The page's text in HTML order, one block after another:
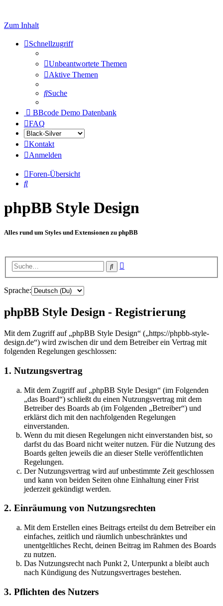
Zum Inhalt
Schnellzugriff
Unbeantwortete Themen
Aktive Themen
Suche
BBcode Demo Datenbank
FAQ
Kontakt
Anmelden
Foren-Übersicht
Suche
phpBB Style Design
Alles rund um Styles und Extensionen zu phpBB
Suche
Sprache:
phpBB Style Design - Registrierung
Mit dem Zugriff auf „phpBB Style Design“ („https://phpbb-style-
design.de“) wird zwischen dir und dem Betreiber ein Vertrag mit
folgenden Regelungen geschlossen:
1. Nutzungsvertrag
Mit dem Zugriff auf „phpBB Style Design“ (im Folgenden
„das Board“) schließt du einen Nutzungsvertrag mit dem
Betreiber des Boards ab (im Folgenden „Betreiber“) und
erklärst dich mit den nachfolgenden Regelungen
einverstanden.
Wenn du mit diesen Regelungen nicht einverstanden bist, so
darfst du das Board nicht weiter nutzen. Für die Nutzung des
Boards gelten jeweils die an dieser Stelle veröffentlichten
Regelungen.
Der Nutzungsvertrag wird auf unbestimmte Zeit geschlossen
und kann von beiden Seiten ohne Einhaltung einer Frist
jederzeit gekündigt werden.
2. Einräumung von Nutzungsrechten
Mit dem Erstellen eines Beitrags erteilst du dem Betreiber ein
einfaches, zeitlich und räumlich unbeschränktes und
unentgeltliches Recht, deinen Beitrag im Rahmen des Boards
zu nutzen.
Das Nutzungsrecht nach Punkt 2, Unterpunkt a bleibt auch
nach Kündigung des Nutzungsvertrages bestehen.
3. Pflichten des Nutzers